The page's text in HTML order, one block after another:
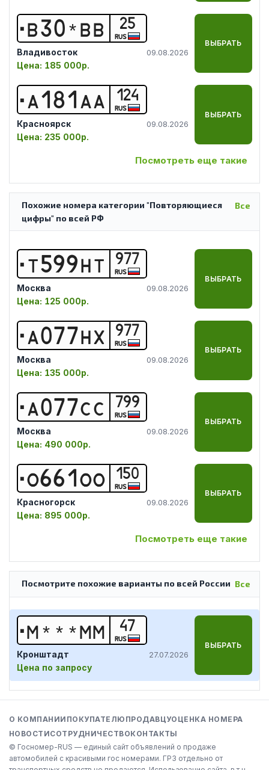
В30 * ВВ 25
RUS
Владивосток 09.08.2026
Цена: 185 000р.
ВЫБРАТЬ
А 1 81 А А 124
RUS
Красноярск 09.08.2026
Цена: 235 000р.
ВЫБРАТЬ
Посмотреть еще такие
Все
Похожие номера категории "Повторяющиеся
цифры" по всей РФ
Т599НТ 977
RUS
Москва 09.08.2026
Цена: 125 000р.
ВЫБРАТЬ
А077НХ 977
RUS
Москва 09.08.2026
Цена: 135 000р.
ВЫБРАТЬ
А077СС 799
RUS
Москва 09.08.2026
Цена: 490 000р.
ВЫБРАТЬ
О661 ОО 150
RUS
Красногорск 09.08.2026
Цена: 895 000р.
ВЫБРАТЬ
Посмотреть еще такие
Все
Посмотрите похожие варианты по всей России
М * * *ММ 47
RUS
Кронштадт 27.07.2026
Цена по запросу
ВЫБРАТЬ
© Госномер-RUS — единый сайт объявлений о продаже
автомобилей с красивыми гос номерами. ГРЗ отдельно от
О КОМПАНИИ ПОКУПАТЕЛЮ ПРОДАВЦУОЦЕНКА НОМЕРА
НОВОСТИСОТРУДНИЧЕСТВОКОНТАКТЫ